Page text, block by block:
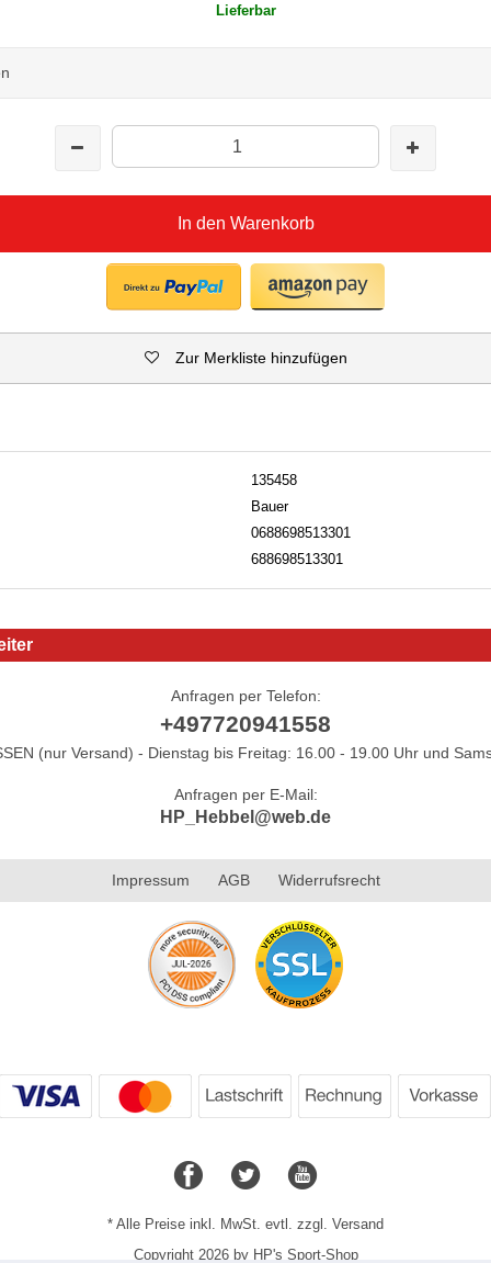
Lieferbar
In den Warenkorb
Zur Merkliste hinzufügen
135458
Bauer
0688698513301
688698513301
Anfragen per Telefon:
+497720941558
(nur Versand) - Dienstag bis Freitag: 16.00 - 19.00 Uhr und
Anfragen per E-Mail:
HP_Hebbel@web.de
Impressum AGB Widerrufsrecht
* Alle Preise inkl. MwSt. evtl. zzgl. Versand
Copyright 2026 by HP's Sport-Shop